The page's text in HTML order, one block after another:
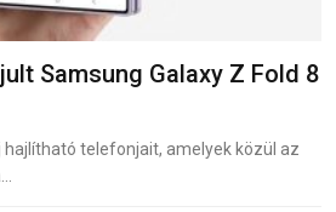
Samsung Galaxy Z Fold 8
telefonjait, amelyek közül az